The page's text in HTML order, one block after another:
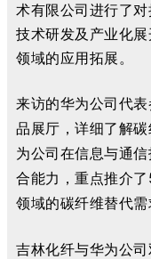
术有限公司进行了
技术研发及产业化
领域的应用拓展。
来访的华为公司代
品展厅，详细了解
为公司在信息与通
合能力，重点推介
领域的碳纤维替代需
吉林化纤与华为公司